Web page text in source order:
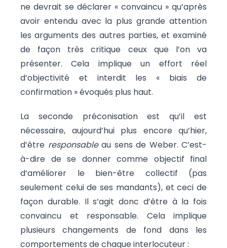
ne devrait se déclarer « convaincu » qu’après
avoir entendu avec la plus grande attention
les arguments des autres parties, et examiné
de façon très critique ceux que l’on va
présenter. Cela implique un effort réel
d’objectivité et interdit les « biais de
confirmation » évoqués plus haut.
La seconde préconisation est qu’il est
nécessaire, aujourd’hui plus encore qu’hier,
d’être responsableau sens de Weber. C’est-
à-dire de se donner comme objectif final
d’améliorer le bien-être collectif (pas
seulement celui de ses mandants), et ceci de
façon durable. Il s’agit donc d’être à la fois
convaincu et responsable. Cela implique
plusieurs changements de fond dans les
comportements de chaque interlocuteur :